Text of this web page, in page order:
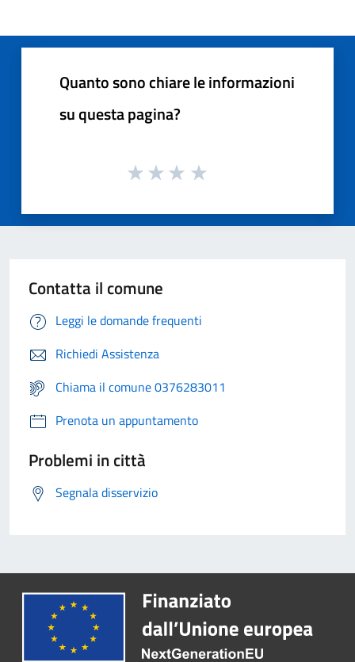
Quanto sono chiare le informazioni
su questa pagina?
Contatta il comune
Leggi le domande frequenti
Richiedi Assistenza
Chiama il comune 0376283011
Prenota un appuntamento
Problemi in città
Segnala disservizio